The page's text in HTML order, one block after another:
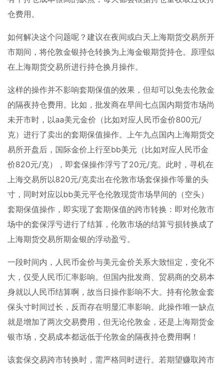
仓费用。
如何解决这个问题呢？建议在夜间或白天上海期货交易所开
市期间，将伦敦金银持仓转换为上海金银期货持仓。原理似
在上海期货交易所进行持仓换月操作。
这样的操作并不影响套期保值的效果，但却可以免去伦敦金
的隔夜持仓费用。比如，批发商在早间七点国内期货市场尚
未开市时，以aa美元金价（比如对应人民币金价800元/
克）进行了卖出的套期保值操作。上午九点国内上海期货交
易所开盘后，国际金价上行至bb美元（比如对应人民币金
价820元/克），即套保操作浮亏了20元/克。此时，寻机在
上海交易所以820元/克卖出在伦敦市场套保操作等量的头
寸，同时对应以bb美元平仓伦敦现货市场早间的（空头）
套期保值操作，即实现了套期保值的跨市转换：即对伦敦市
场中的套保浮亏进行了结算，伦敦市场的结算亏损转换成了
上海期货交易所期金银的浮动盈亏。
一段时间内，人民币金价与美元金价关系大致恒定，变化不
大，仅受人民币汇率影响。但国内批发商、贸易商的交易本
身就以人民币结算啊，故当日操作影响不大。持有伦敦金套
保头寸时间过长，反而存在明显汇率影响。此操作唯一缺点
就是增加了两次交易费用，但无论伦敦金，还是上海期货金
银市场，交易成本都远低于伦敦金的隔夜持仓费用啊！
该套保交易跨市转换时，需严格同时进行。若期望赚取跨市